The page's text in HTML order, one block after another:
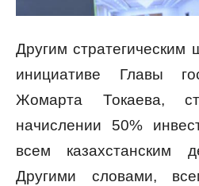
Другим стратегическим
инициативе Главы
Жомарта Токаева,
начислении 50%
всем казахстанским
Другими словами,